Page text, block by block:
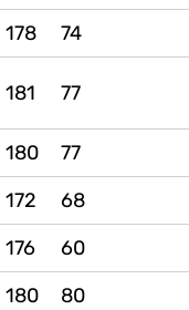
178 74
181 77
180
77
172 68
176 60
180 80